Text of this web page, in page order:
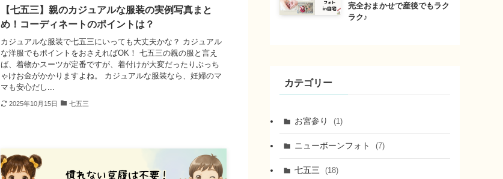
【七五三】親のカジュアルな服装の実例写真まと
め！コーディネートのポイントは？
カジュアルな服装で七五三にいっても大丈夫かな？ カジュアル
な洋服でもポイントをおさえればOK！ 七五三の親の服と言え
ば、着物かスーツが定番ですが、着付けが大変だったりぶっち
ゃけお金がかかりますよね。 カジュアルな服装なら、妊婦のマ
マも安心だし...
2025年10月15日 七五三
完全おまかせで産後でもラク
ラク♪
カテゴリー
お宮参り (1)
ニューボーンフォト (7)
七五三 (18)